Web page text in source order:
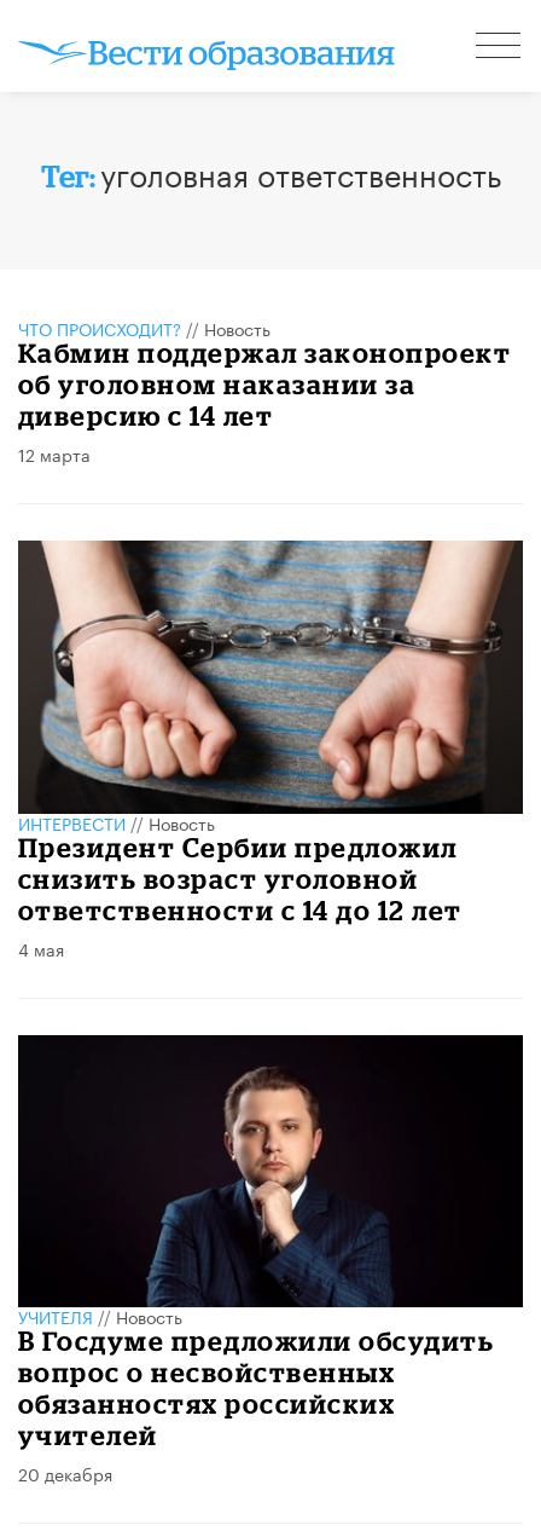
Тег:уголовная ответственность
ЧТО ПРОИСХОДИТ? // Новость
Кабмин поддержал законопроект
об уголовном наказании за
диверсию с 14 лет
12 марта
ИНТЕРВЕСТИ//Новость
Президент Сербии предложил
снизить возраст уголовной
ответственности с 14 до 12 лет
4 мая
УЧИТЕЛЯ//Новость
В Госдуме предложили обсудить
вопрос о несвойственных
обязанностях российских
учителей
20 декабря